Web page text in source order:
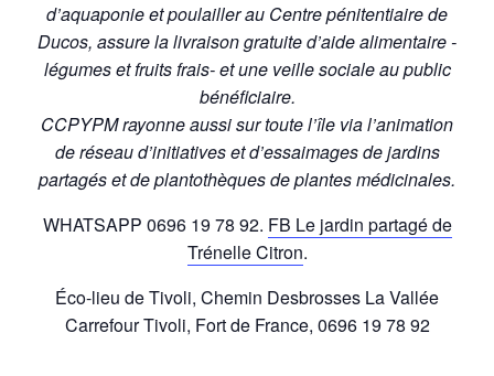
d’aquaponie et poulailler au Centre pénitentiaire de
Ducos, assure la livraison gratuite d’aide alimentaire -
légumes et fruits frais- et une veille sociale au public
bénéficiaire.
CCPYPM rayonne aussi sur toute l’île via l’animation
de réseau d’initiatives et d’essaimages de jardins
partagés et de plantothèques de plantes médicinales.
WHATSAPP 0696 19 78 92. FB Le jardin partagé de
Trénelle Citron.
Éco-lieu de Tivoli, Chemin Desbrosses La Vallée
Carrefour Tivoli, Fort de France, 0696 19 78 92